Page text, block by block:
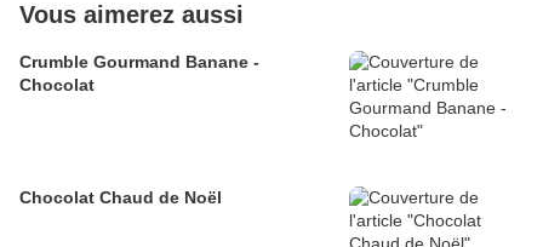
Vous aimerez aussi
Crumble Gourmand Banane -
Chocolat
Chocolat Chaud de Noël